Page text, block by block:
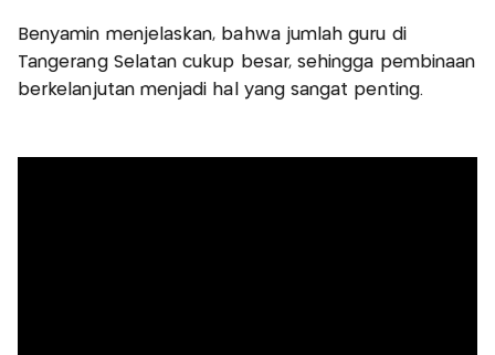
Benyamin menjelaskan, bahwa jumlah guru di
Tangerang Selatan cukup besar, sehingga pembinaan
berkelanjutan menjadi hal yang sangat penting.